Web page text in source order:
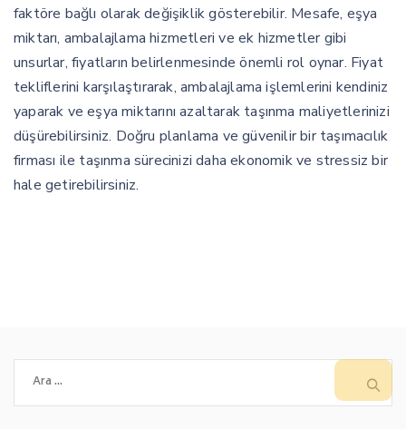
faktöre bağlı olarak değişiklik gösterebilir. Mesafe, eşya
miktarı, ambalajlama hizmetleri ve ek hizmetler gibi
unsurlar, fiyatların belirlenmesinde önemli rol oynar. Fiyat
tekliflerini karşılaştırarak, ambalajlama işlemlerini kendiniz
yaparak ve eşya miktarını azaltarak taşınma maliyetlerinizi
düşürebilirsiniz. Doğru planlama ve güvenilir bir taşımacılık
firması ile taşınma sürecinizi daha ekonomik ve stressiz bir
hale getirebilirsiniz.